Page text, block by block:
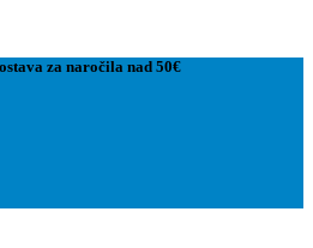
za naročila nad 50€